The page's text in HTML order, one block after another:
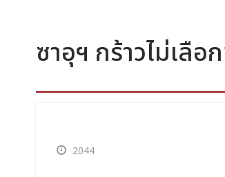
ซาอุฯ กร้าวไม่เลื
2044